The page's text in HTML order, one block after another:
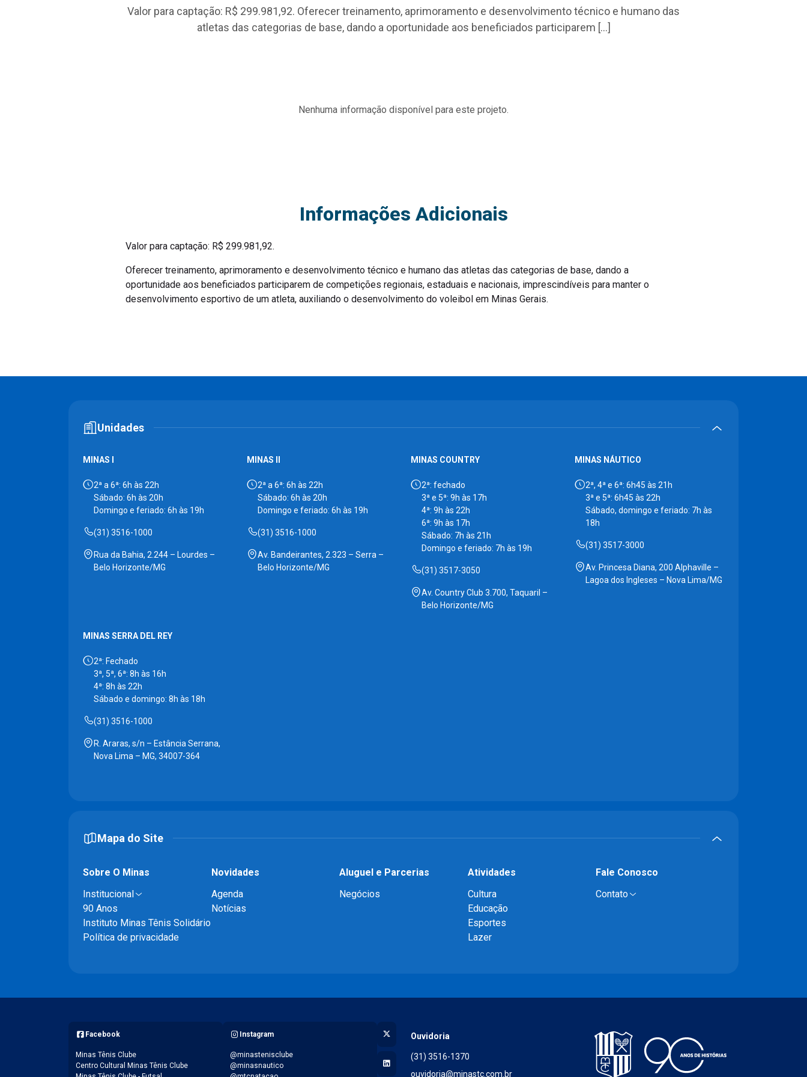
Valor para captação: R$ 299.981,92. Oferecer treinamento, aprimoramento e desenvolvimento técnico e humano das
atletas das categorias de base, dando a oportunidade aos beneficiados participarem […]
Nenhuma informação disponível para este projeto.
Informações Adicionais
Valor para captação: R$ 299.981,92.
Oferecer treinamento, aprimoramento e desenvolvimento técnico e humano das atletas das categorias de base, dando a
oportunidade aos beneficiados participarem de competições regionais, estaduais e nacionais, imprescindíveis para manter o
desenvolvimento esportivo de um atleta, auxiliando o desenvolvimento do voleibol em Minas Gerais.
Unidades
MINAS I
2ª a 6ª: 6h às 22h
Sábado: 6h às 20h
Domingo e feriado: 6h às 19h
(31) 3516-1000
Rua da Bahia, 2.244 – Lourdes –
Belo Horizonte/MG
MINAS II
2ª a 6ª: 6h às 22h
Sábado: 6h às 20h
Domingo e feriado: 6h às 19h
(31) 3516-1000
Av. Bandeirantes, 2.323 – Serra –
Belo Horizonte/MG
MINAS COUNTRY
2ª: fechado
3ª e 5ª: 9h às 17h
4ª: 9h às 22h
6ª: 9h às 17h
Sábado: 7h às 21h
Domingo e feriado: 7h às 19h
(31) 3517-3050
Av. Country Club 3.700, Taquaril –
Belo Horizonte/MG
MINAS NÁUTICO
2ª, 4ª e 6ª: 6h45 às 21h
3ª e 5ª: 6h45 às 22h
Sábado, domingo e feriado: 7h às
18h
(31) 3517-3000
Av. Princesa Diana, 200 Alphaville –
Lagoa dos Ingleses – Nova Lima/MG
MINAS SERRA DEL REY
2ª: Fechado
3ª, 5ª, 6ª: 8h às 16h
4ª: 8h às 22h
Sábado e domingo: 8h às 18h
(31) 3516-1000
R. Araras, s/n – Estância Serrana,
Nova Lima – MG, 34007-364
Mapa do Site
Sobre O Minas
Institucional
90 Anos
Instituto Minas Tênis Solidário
Política de privacidade
Novidades
Agenda
Notícias
Aluguel e Parcerias
Negócios
Atividades
Cultura
Educação
Esportes
Lazer
Fale Conosco
Contato
Facebook
Minas Tênis Clube
Centro Cultural Minas Tênis Clube
Instagram
@minastenisclube
@minasnautico
X (Twitter)
LinkedIn
Ouvidoria
(31) 3516-1370
ouvidoria@minastc.com.br